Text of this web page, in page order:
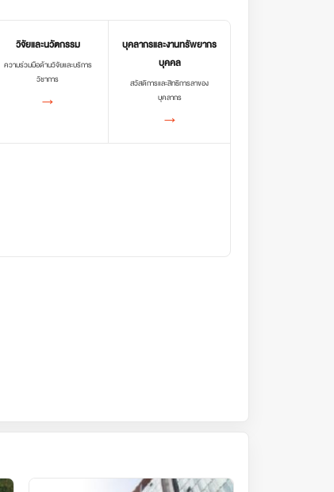
วิจัยและนวัตกรรม
ความร่วมมือด้านวิจัยและบริการ
วิชาการ
→
บุคลากรและงานทรัพยากร
บุคคล
สวัสดิการและสิทธิการลาของ
บุคลากร
→